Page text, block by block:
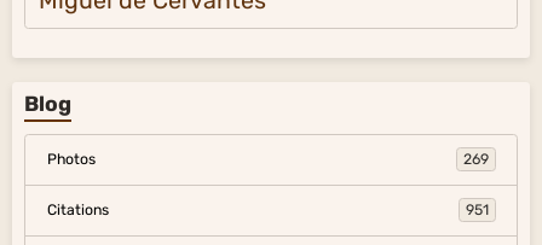
Blog
Photos 269
Citations 951